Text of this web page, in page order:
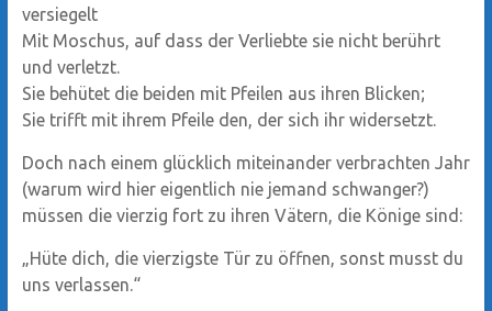
versiegelt
Mit Moschus, auf dass der Verliebte sie nicht berührt
und verletzt.
Sie behütet die beiden mit Pfeilen aus ihren Blicken;
Sie trifft mit ihrem Pfeile den, der sich ihr widersetzt.
Doch nach einem glücklich miteinander verbrachten Jahr
(warum wird hier eigentlich nie jemand schwanger?)
müssen die vierzig fort zu ihren Vätern, die Könige sind:
„Hüte dich, die vierzigste Tür zu öffnen, sonst musst du
uns verlassen.“